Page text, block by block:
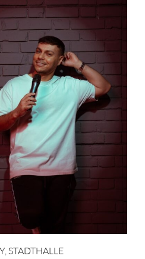
, STADTHALLE